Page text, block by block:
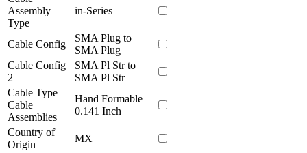
Assembly
Type
in-Series
Cable Config
SMA Plug to
SMA Plug
Cable Config
2
SMA Pl Str to
SMA Pl Str
Cable Type
Cable
Assemblies
Hand Formable
0.141 Inch
Country of
Origin
MX